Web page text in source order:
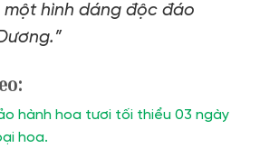
hình dáng độc đáo
hành hoa tươi tối thiểu 03 ngày
hoa.